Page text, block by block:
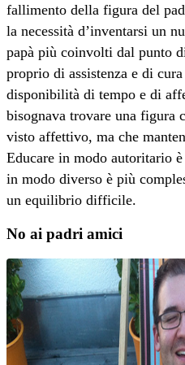
fallimento della figura del
la necessità d’inventarsi un
papà più coinvolti dal punto
proprio di assistenza e di
disponibilità di tempo e di
bisognava trovare una figura
visto affettivo, ma che
Educare in modo autoritario
in modo diverso è più
un equilibrio difficile.
No ai padri amici